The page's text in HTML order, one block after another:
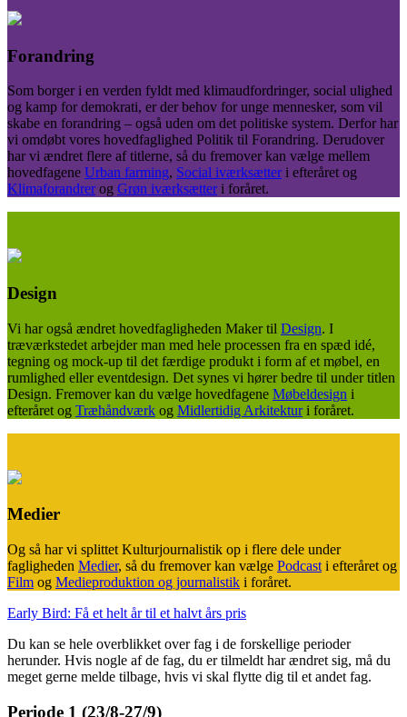
Forandring
Som borger i en verden fyldt med klimaudfordringer, social ulighed
og kamp for demokrati, er der behov for unge mennesker, som vil
skabe en forandring – også uden om det politiske system. Derfor har
vi omdøbt vores hovedfaglighed Politik til Forandring. Derudover
har vi ændret flere af titlerne, så du fremover kan vælge mellem
hovedfagene Urban farming, Social iværksætter i efteråret og
Klimaforandrer og Grøn iværksætter i foråret.
Design
Vi har også ændret hovedfagligheden Maker til Design. I
træværkstedet arbejder man med hele processen fra en spæd idé,
tegning og mock-up til det færdige produkt i form af et møbel, en
rumlighed eller eventdesign. Det synes vi hører bedre til under titlen
Design. Fremover kan du vælge hovedfagene Møbeldesign i
efteråret og Træhåndværk og Midlertidig Arkitekturi foråret.
Medier
Og så har vi splittet Kulturjournalistik op i flere dele under
fagligheden Medier, så du fremover kan vælge Podcast i efteråret og
Film og Medieproduktion og journalistik i foråret.
Early Bird: Få et helt år til et halvt års pris
Du kan se hele overblikket over fag i de forskellige perioder
herunder. Hvis nogle af de fag, du er tilmeldt har ændret sig, må du
meget gerne melde tilbage, hvis vi skal flytte dig til et andet fag.
Periode 1 (23/8-27/9)